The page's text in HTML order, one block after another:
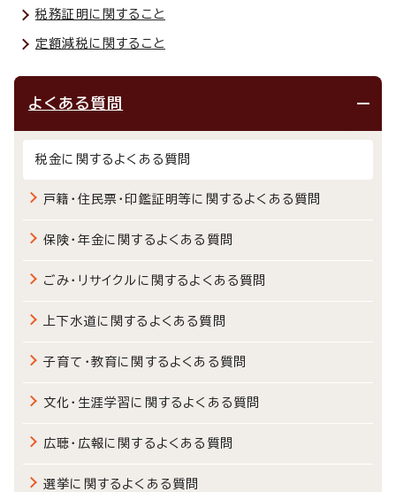
税務証明に関すること
定額減税に関すること
よくある質問
税金に関するよくある質問
戸籍・住民票・印鑑証明等に関するよくある質問
保険・年金に関するよくある質問
ごみ・リサイクルに関するよくある質問
上下水道に関するよくある質問
子育て・教育に関するよくある質問
文化・生涯学習に関するよくある質問
広聴・広報に関するよくある質問
選挙に関するよくある質問